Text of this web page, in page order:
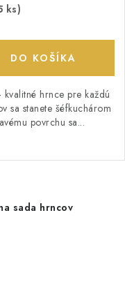
ks)
DO KOŠÍKA
hrnce pre každú
sa stanete šéfkuchárom
povrchu sa...
sada hrncov